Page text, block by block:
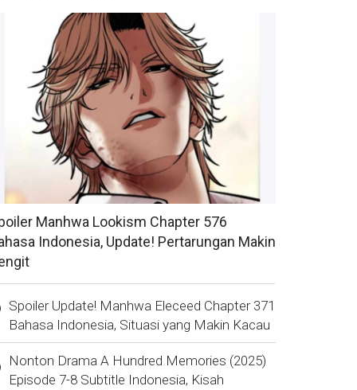
Manhwa Lookism Chapter 576
Indonesia, Update! Pertarungan Makin
Spoiler Update! Manhwa Eleceed Chapter 371
Bahasa Indonesia, Situasi yang Makin Kacau
Nonton Drama A Hundred Memories (2025)
Episode 7-8 Subtitle Indonesia, Kisah